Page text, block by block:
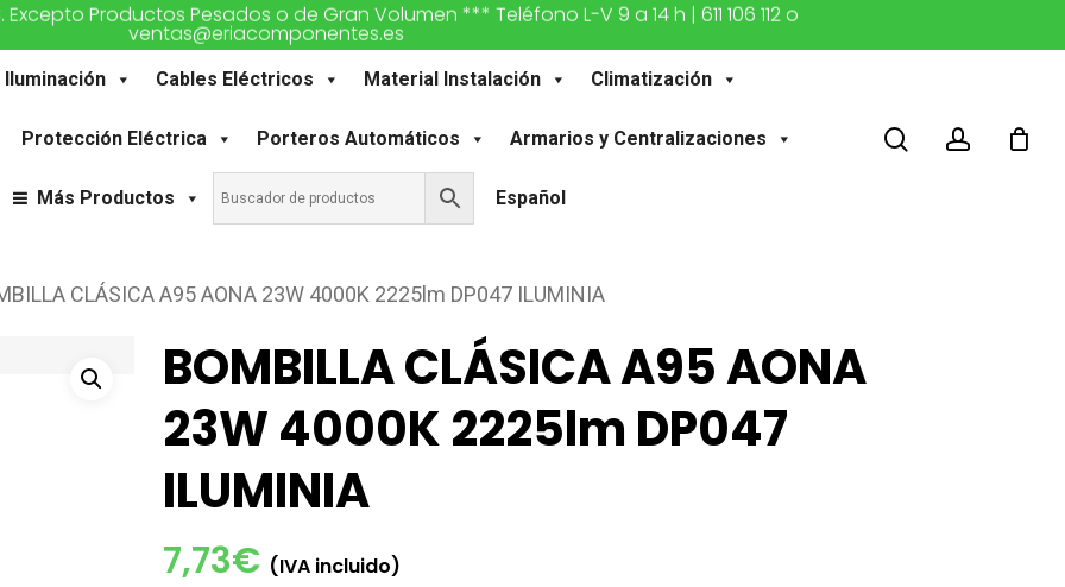
Productos Pesados o de Gran Volumen *** Teléfono L-V 9 a 14 h | 611 106 112 o
ventas@eriacomponentes.es
Iluminación Cables Eléctricos Material Instalación Climatización
Protección Eléctrica Porteros Automáticos Armarios y Centralizaciones
Más Productos Español
buscaraccount
CLÁSICA A95 AONA 23W 4000K 2225lm DP047 ILUMINIA
BOMBILLA CLÁSICA A95 AONA
23W 4000K 2225lm DP047
ILUMINIA
7,73€ (IVA incluido)